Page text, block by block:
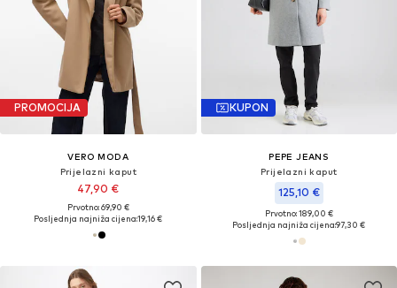
PROMOCIJA
VERO MODA
Prijelazni kaput
47,90 €
Prvotno: 69,90 €
Posljednja najniža cijena:19,16 €
KUPON
PEPE JEANS
Prijelazni kaput
125,10 €
Prvotno: 189,00 €
Posljednja najniža cijena:97,30 €